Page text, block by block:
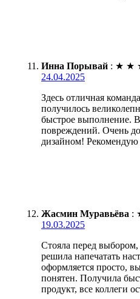
Инна Порывай : ★ ★
24.04.2025
Здесь отличная
получилось
быстрое выполнение.
повреждений. Очень
дизайном! Рекомендую
Жасмин Муравьёва :
19.03.2025
Стояла перед
решила напечатать
оформляется просто,
понятен. Получила
продукт, все коллеги